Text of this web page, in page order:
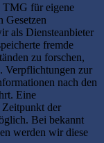
TMG für eigene
Gesetzen
als Diensteanbieter
fremde
zu forschen,
Verpflichtungen zur
nach den
Eine
Zeitpunkt der
Bei bekannt
werden wir diese